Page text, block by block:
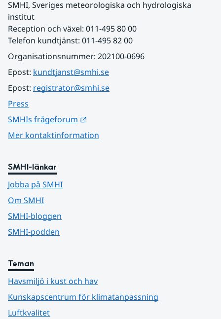
SMHI, Sveriges meteorologiska och hydrologiska
institut
Reception och växel: 011-495 80 00
Telefon kundtjänst: 011-495 82 00
Organisationsnummer: 202100-0696
Epost: kundtjanst@smhi.se
Epost: registrator@smhi.se
Press
SMHIs frågeforum
Mer kontaktinformation
SMHI-länkar
Jobba på SMHI
Om SMHI
SMHI-bloggen
SMHI-podden
Teman
Havsmiljö i kust och hav
Kunskapscentrum för klimatanpassning
Luftkvalitet